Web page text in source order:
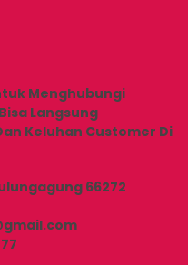
Menghubungi
Langsung
Keluhan Customer Di
66272